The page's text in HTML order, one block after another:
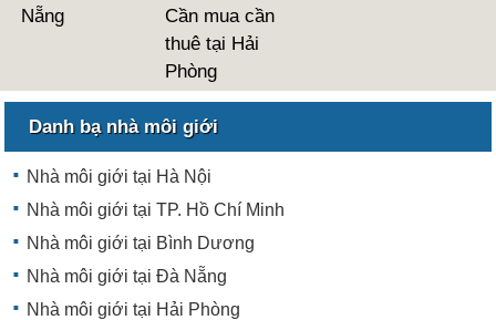
Nẵng
Cần mua cần
thuê tại Hải
Phòng
Danh bạ nhà môi giới
Nhà môi giới tại Hà Nội
Nhà môi giới tại TP. Hồ Chí Minh
Nhà môi giới tại Bình Dương
Nhà môi giới tại Đà Nẵng
Nhà môi giới tại Hải Phòng